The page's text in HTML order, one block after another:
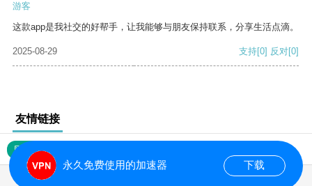
游客
这款app是我社交的好帮手，让我能够与朋友保持联系，分享生活点滴。
2025-08-29 支持[0] 反对[0]
友情链接
网站地图
永久免费使用的加速器 下载